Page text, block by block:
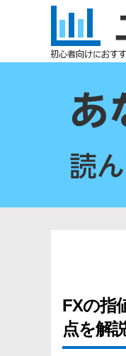
ユ
FXの指
点を解